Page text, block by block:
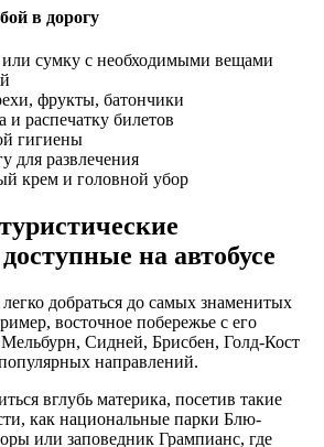
в дорогу
сумку с необходимыми вещами
фрукты, батончики
и распечатку билетов
гигиены
для развлечения
крем и головной убор
на автобусе
добраться до самых знаменитых
восточное побережье с его
Сидней, Брисбен, Голд-Кост
направлений.
вглубь материка, посетив такие
как национальные парки Блю-
или заповедник Грампианс, где